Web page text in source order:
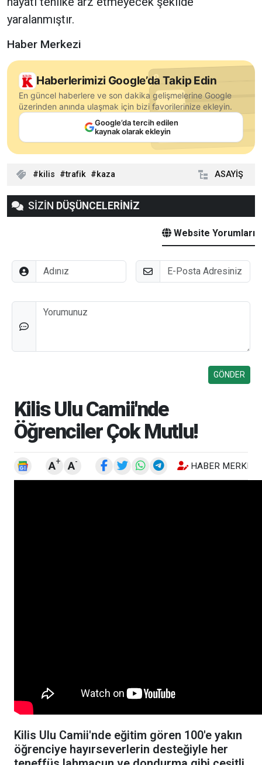
yaralanmıştır.
Haber Merkezi
Haberlerimizi Google’da Takip Edin
En güncel haberlere ve son dakika gelişmelerine Google
üzerinden anında ulaşmak için bizi favorilerinize ekleyin.
Google’da tercih edilen
kaynak olarak ekleyin
kilis trafik kaza ASAYİŞ
SİZİN DÜŞÜNCELERİNİZ
Website Yorumları
Adınız E-Posta
Düşünceleriniz
Kilis Ulu Camii'nde
Öğrenciler Çok Mutlu!
A+ A- HABER MERKEZI
Kilis Ulu Camii'nde eğitim gören 100'e yakın
öğrenciye hayırseverlerin desteğiyle her